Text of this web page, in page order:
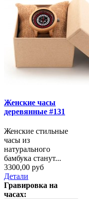
Женские часы
деревянные #131
Женские стильные
часы из
натурального
бамбука станут...
3300,00 руб
Детали
Гравировка на
часах: